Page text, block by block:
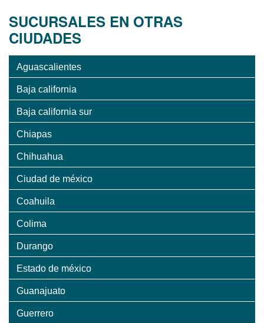
SUCURSALES EN OTRAS
CIUDADES
Aguascalientes
Baja california
Baja california sur
Chiapas
Chihuahua
Ciudad de méxico
Coahuila
Colima
Durango
Estado de méxico
Guanajuato
Guerrero